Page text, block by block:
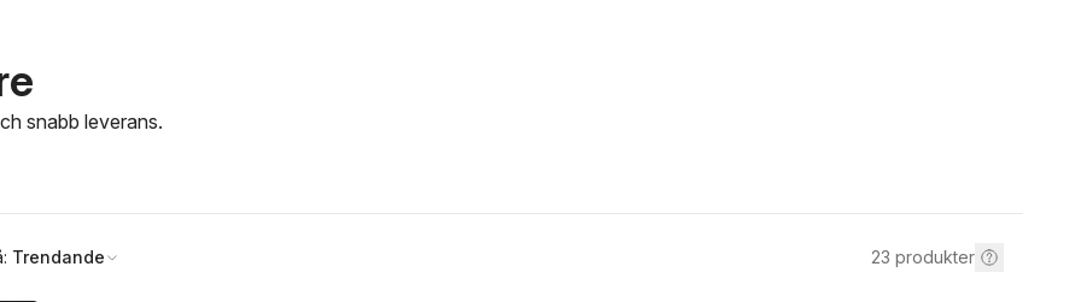
snabb leverans.
Trendande 23 produkter